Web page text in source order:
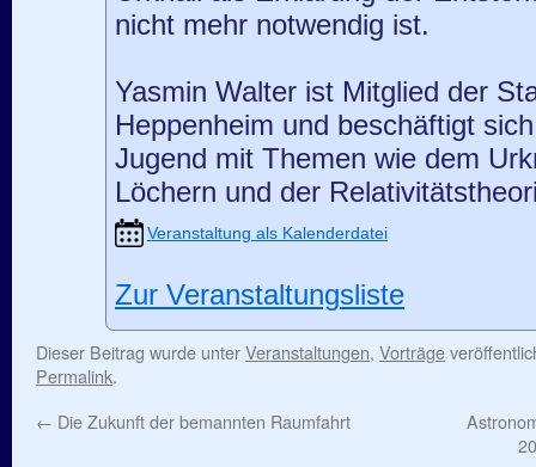
nicht mehr notwendig ist.
Yasmin Walter ist Mitglied der
Heppenheim und beschäftigt
Jugend mit Themen wie dem
Löchern und der
Veranstaltung als Kalenderdatei
Zur Veranstaltungsliste
Dieser Beitrag wurde unterVeranstaltungen, Vorträge
Permalink.
← Die Zukunft der bemannten Raumfahrt